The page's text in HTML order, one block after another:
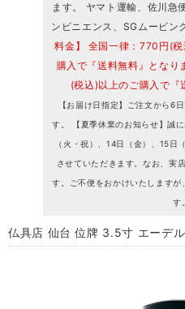
ます。 ヤマト運輸、佐川急
ンビニエンス、SGムービン
料金】 全国一律：770円(
購入で『送料無料』とな
(税込)以上のご購入で『
【お届け日指定】ご注文から6
す。 【夏季休業のお知らせ】誠
（火・祝）、14日（金）、15日
させていただきます。なお、実
す。ご不便をおかけいたします
す。
仏具店 仙台 位牌 3.5寸 エーデ